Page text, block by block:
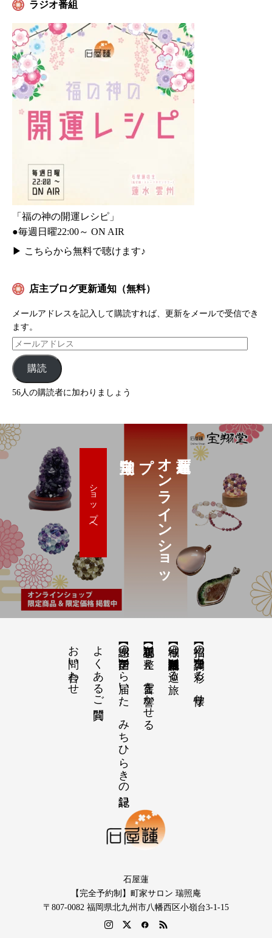
ラジオ番組
「福の神の開運レシピ」
●毎週日曜22:00～ ON AIR
▶ こちらから無料で聴けます♪
店主ブログ更新通知（無料）
メールアドレスを記入して購読すれば、更新をメールで受信でき
ます。
購読
56人の購読者に加わりましょう
オ
ン
ラ
イ
ン
シ
ョ
ッ
プ
ショップへ
【招福の調律】日々を彩る、懐守り
【神域の系譜】神社仏閣・自然を巡る旅
【祝詞集】心を整え、言霊を響かせる
【感謝の声】全国から届いた、みちひらきの記録
よくあるご質問
お問い合わせ
石屋蓮
【完全予約制】町家サロン 瑞照庵
〒807-0082 福岡県北九州市八幡西区小嶺台3-1-15